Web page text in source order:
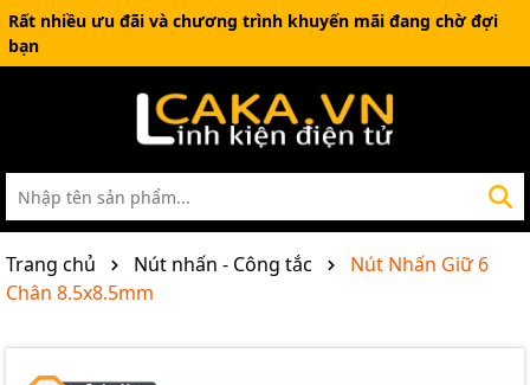
Rất nhiều ưu đãi và chương trình khuyến mãi đang chờ đợi
bạn
Trang chủ Nút nhấn - Công tắc
Nút Nhấn Giữ 6
Chân 8.5x8.5mm